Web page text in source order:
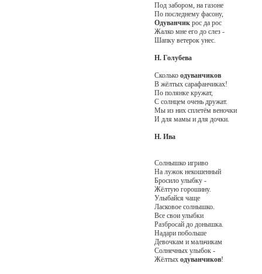
Под забором, на газоне
По последнему фасону,
Одуванчикрос да рос
Жалко мне его до слез -
Шапку ветерок унес.
Н. Голубева
Сколько одуванчиков
В жёлтых сарафанчиках!
По полянке кружат,
С солнцем очень дружат.
Мы из них сплетём веночки
И для мамы и для дочки.
Н. Ива
Солнышко игриво
На лужок некошенный
Бросило улыбку -
Жёлтую горошину.
Улыбайся чаще
Ласковое солнышко.
Все свои улыбки
Разбросай до донышка.
Надари побольше
Девочкам и мальчикам
Солнечных улыбок -
Жёлтых одуванчиков!